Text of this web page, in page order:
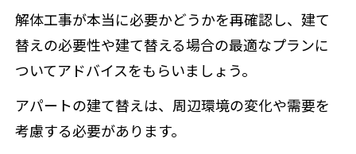
解体工事が本当に必要かどうかを再確認し、建て
替えの必要性や建て替える場合の最適なプランに
ついてアドバイスをもらいましょう。
アパートの建て替えは、周辺環境の変化や需要を
考慮する必要があります。